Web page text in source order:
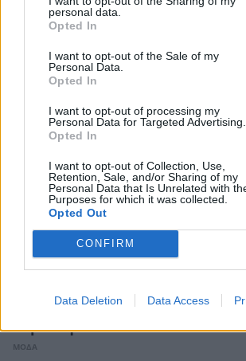
personal data.
Opted In
I want to opt-out of the Sale of my
Personal Data.
Opted In
I want to opt-out of processing my
Personal Data for Targeted Advertising.
Opted In
I want to opt-out of Collection, Use,
Retention, Sale, and/or Sharing of my
Personal Data that Is Unrelated with
Purposes for which it was collected.
Opted Out
CONFIRM
Data Deletion Data Access
Μιχάλης Ζαμπίδης: Τα πρώτα
γάμο του με τη Μαρία
Mάγδα Τσέγκου: Το ιδιαίτερο
φόρεμα που επέλεξε στον γάμο
Ζαμπίδη
ΜΟΔΑ